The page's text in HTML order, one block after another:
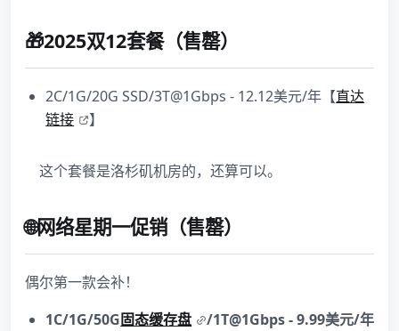
🎁2025双12套餐（售罄）
2C/1G/20G SSD/3T@1Gbps - 12.12美元/年【直达
链接
】
这个套餐是洛杉矶机房的，还算可以。
🌐网络星期一促销（售罄）
偶尔第一款会补！
1C/1G/50G固态缓存盘
/1T@1Gbps - 9.99美元/年